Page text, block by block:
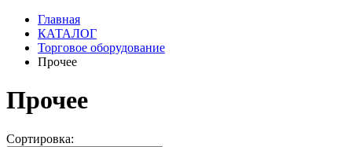
Главная
КАТАЛОГ
Торговое оборудование
Прочее
Прочее
Сортировка: